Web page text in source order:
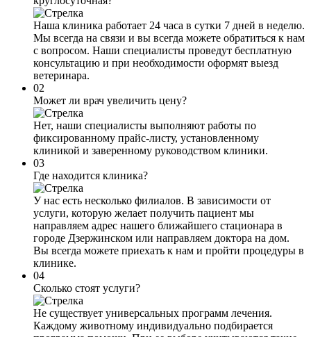
Наша клиника работает 24 часа в сутки 7 дней в неделю.
Мы всегда на связи и вы всегда можете обратиться к нам
с вопросом. Наши специалисты проведут бесплатную
консультацию и при необходимости оформят выезд
ветеринара.
02
Может ли врач увеличить цену?
Нет, наши специалисты выполняют работы по
фиксированному прайс-листу, установленному
клиникой и заверенному руководством клиники.
03
Где находится клиника?
У нас есть несколько филиалов. В зависимости от
услуги, которую желает получить пациент мы
направляем адрес нашего ближайшего стационара в
городе Дзержинском или направляем доктора на дом.
Вы всегда можете приехать к нам и пройти процедуры в
клинике.
04
Сколько стоят услуги?
Не существует универсальных программ лечения.
Каждому животному индивидуально подбирается